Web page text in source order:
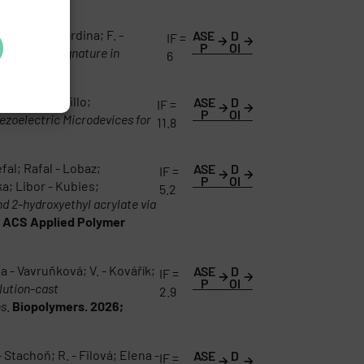
M. - Hrdina; F. -
Signature in
IF =
6
ASE
P
D
OI
A. - Murillo;
Microdevices for
IF =
11.8
ASE
P
D
OI
Rafal - Lobaz;
Libor - Kubies;
2-hydroxyethyl acrylate via
ACS Applied Polymer
IF =
5.2
ASE
P
D
OI
- Vavruňková; V. - Kovářík;
cast
Biopolymers. 2026;
IF =
2.9
ASE
P
D
OI
R. - Filová; Elena -IF =
ASE D